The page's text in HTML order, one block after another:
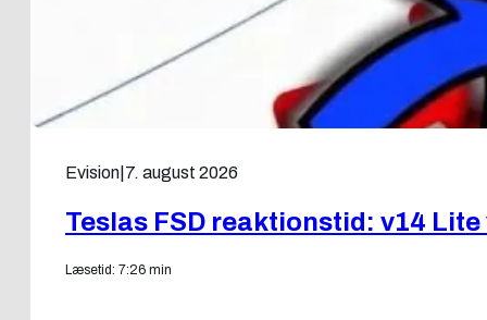
Evision 7. august 2026
Teslas FSD reaktionstid: v14 Lite
Læsetid: 7:26 min